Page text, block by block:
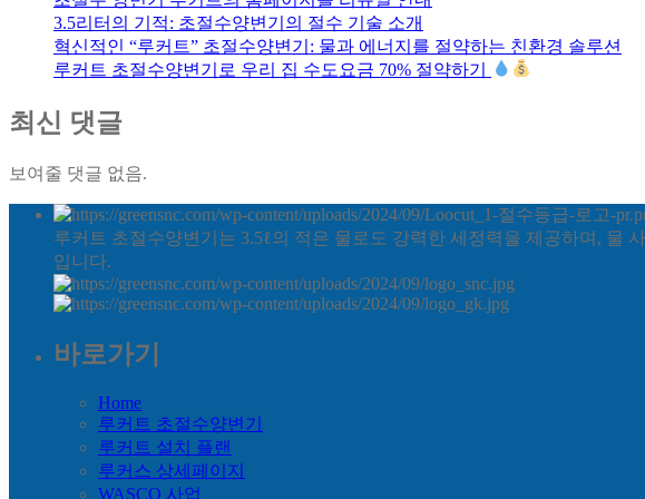
3.5리터의 기적: 초절수양변기의 절수 기술 소개
혁신적인 “루커트” 초절수양변기: 물과 에너지를 절약하는 친환경 솔루션
루커트 초절수양변기로 우리 집 수도요금 70% 절약하기
최신 댓글
보여줄 댓글 없음.
루커트 초절수양변기는 3.5ℓ의 적은 물로도 강력한 세정력을 제공하며, 물
입니다.
바로가기
Home
루커트 초절수양변기
루커트 설치 플랜
루커스 상세페이지
WASCO 사업